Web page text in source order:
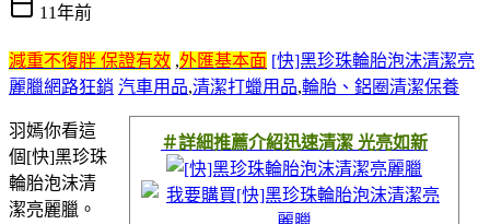
11年前
減重不復胖 保證有效 ,外匯基本面 [快]黑珍珠輪胎泡沫清潔亮
麗臘網路狂銷 汽車用品,清潔打蠟用品,輪胎、鋁圈清潔保養
＃詳細推薦介紹迅速清潔 光亮如新
羽嫣你看這
個[快]黑珍珠
輪胎泡沫清
潔亮麗臘。